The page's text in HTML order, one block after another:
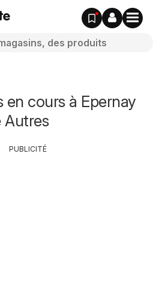
en cours à Epernay
Autres
PUBLICITÉ